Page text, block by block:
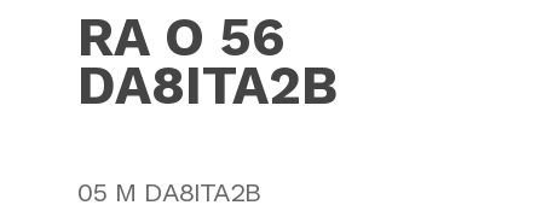
RA O 56
DA8ITA2B
05 M DA8ITA2B